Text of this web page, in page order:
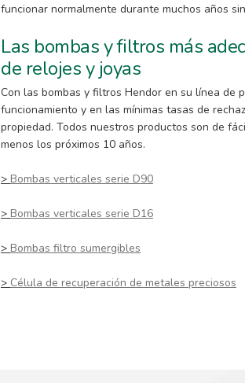
funcionar normalmente durante muchos años
Las bombas y filtros más
de relojes y joyas
Con las bombas y filtros Hendor en su línea de
funcionamiento y en las mínimas tasas de
propiedad. Todos nuestros productos son de
menos los próximos 10 años.
> Bombas verticales serie D90
> Bombas verticales serie D16
> Bombas filtro sumergibles
> Célula de recuperación de metales preciosos